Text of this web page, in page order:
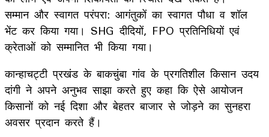
सम्मान और स्वागत परंपरा: आगंतुकों का स्वागत पौधा व शॉल
भेंट कर किया गया। SHG दीदियों, FPO प्रतिनिधियों एवं
क्रेताओं को सम्मानित भी किया गया।
कान्हाचट्टी प्रखंड के बाकचुंबा गांव के प्रगतिशील किसान उदय
दांगी ने अपने अनुभव साझा करते हुए कहा कि ऐसे आयोजन
किसानों को नई दिशा और बेहतर बाजार से जोड़ने का सुनहरा
अवसर प्रदान करते हैं।